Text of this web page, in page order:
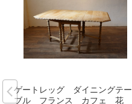
ゲートレッグ ダイニングテー
ブル フランス カフェ 花